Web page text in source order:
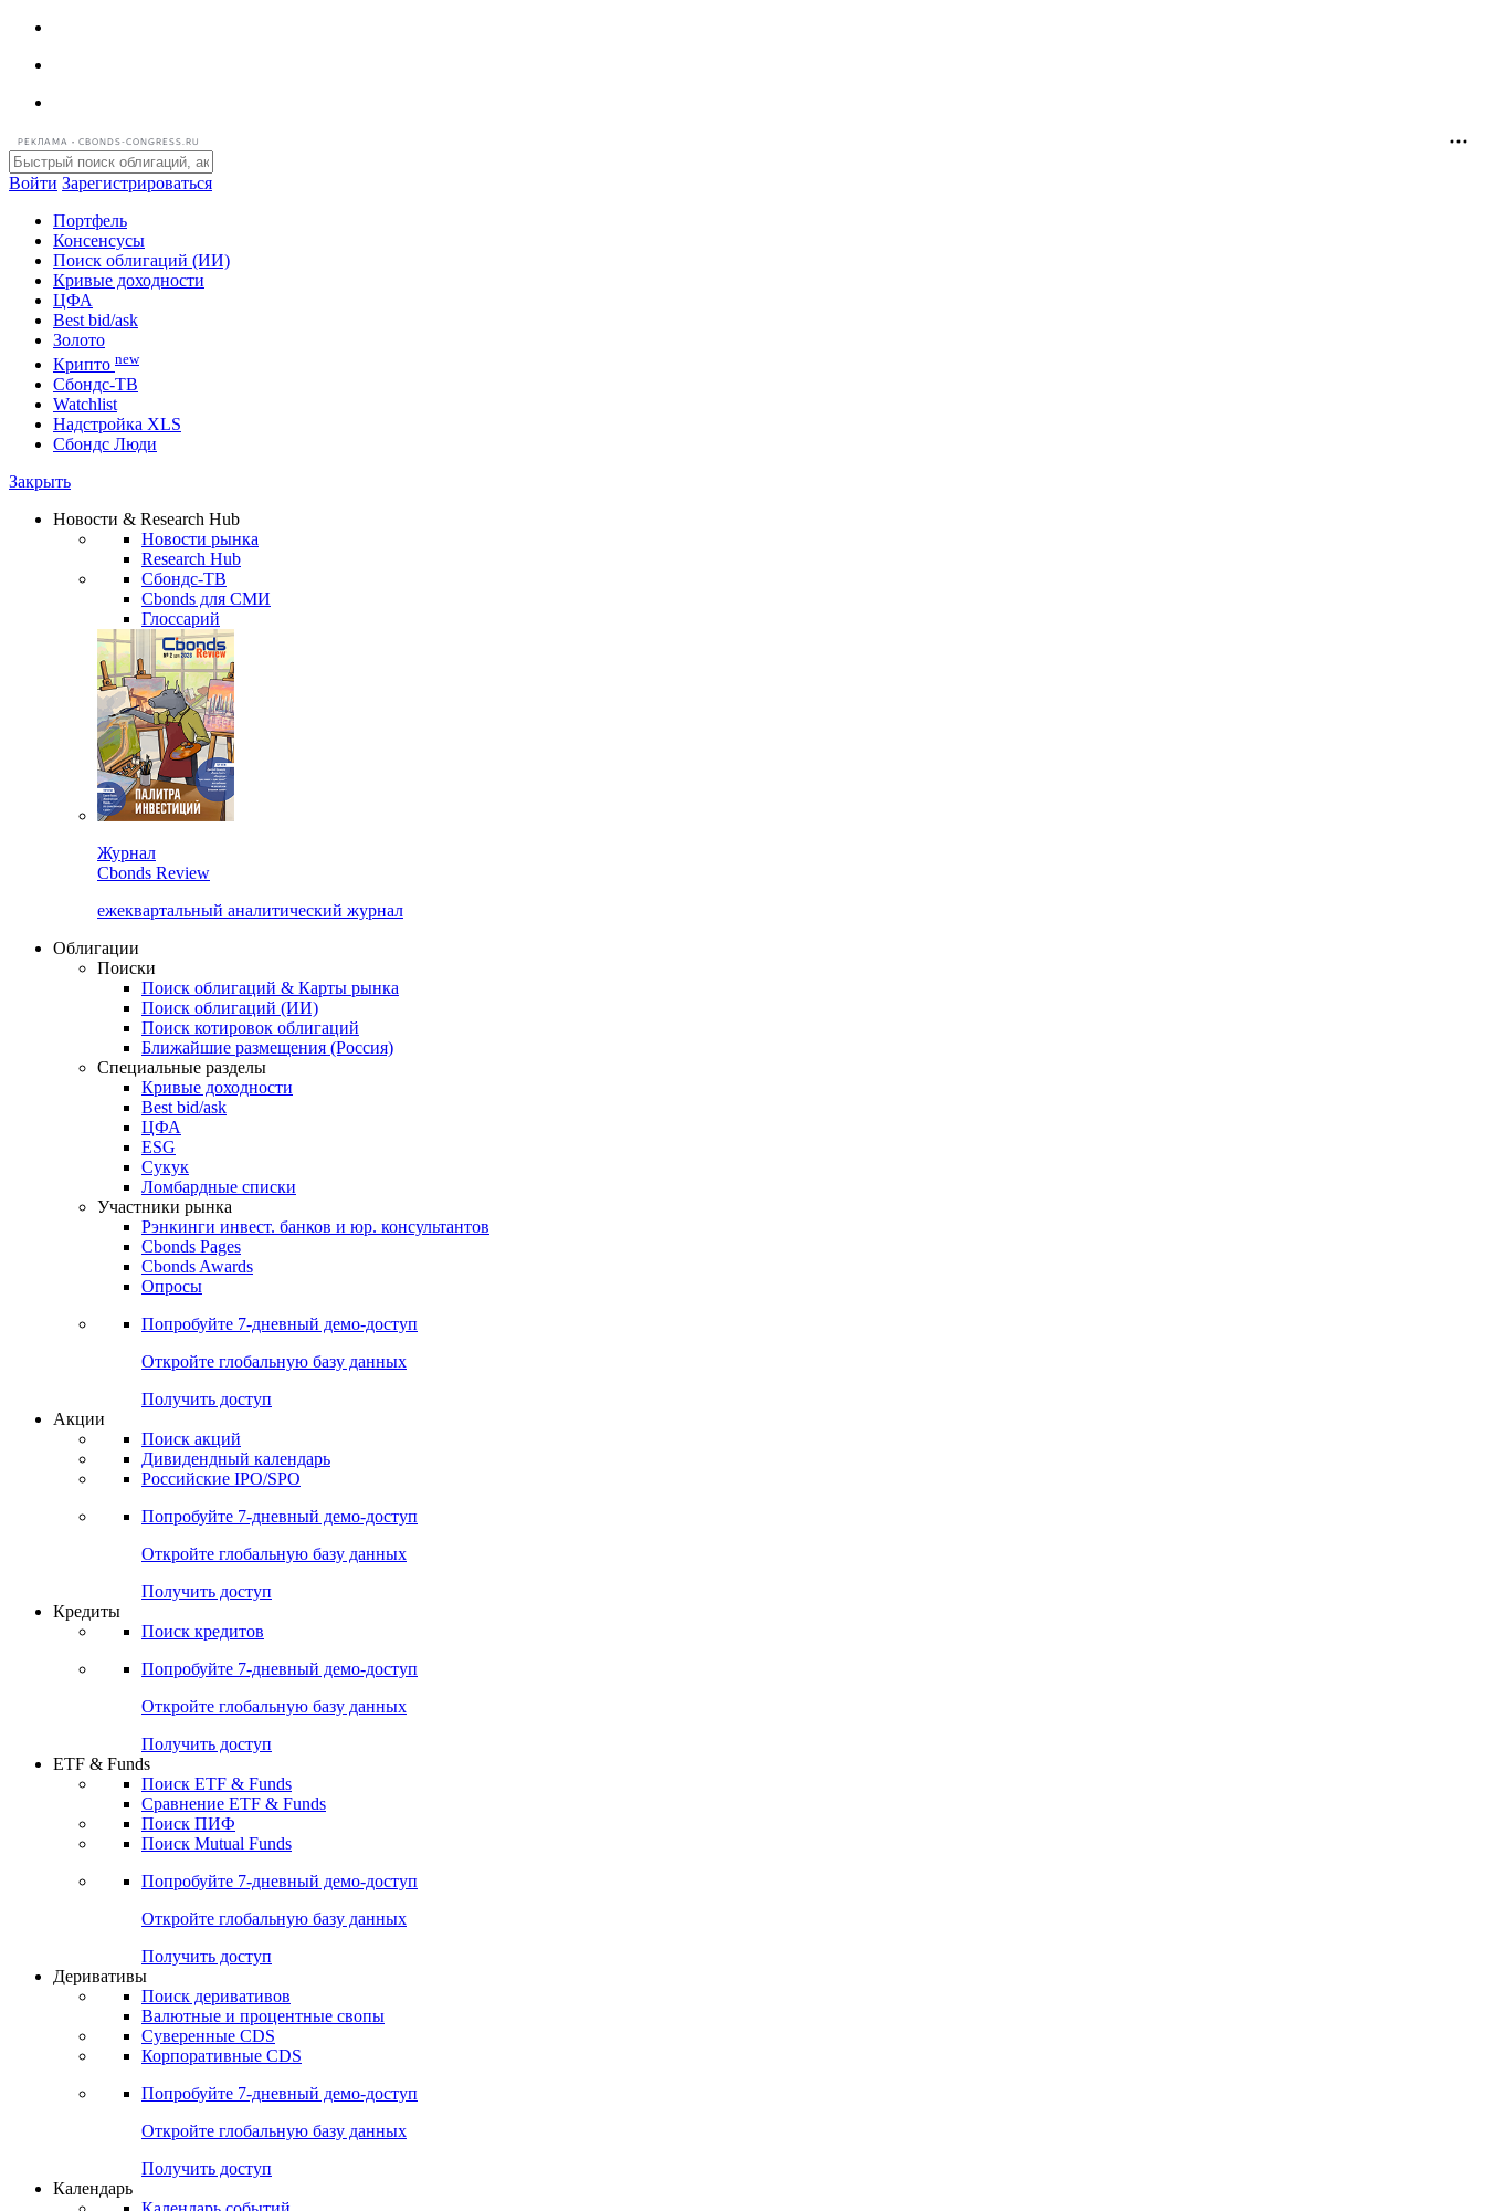
РЕКЛАМА • CBONDS-CONGRESS.RU
Войти Зарегистрироваться
Портфель
Консенсусы
Поиск облигаций (ИИ)
Кривые доходности
ЦФА
Best bid/ask
Золото
Криптоnew
Сбондс-ТВ
Надстройка XLS
Сбондс Люди
Новости & Research Hub
Новости рынка
Research Hub
Сбондс-ТВ
Cbonds для СМИ
Глоссарий
Журнал
Cbonds Review
ежеквартальный аналитический журнал
Облигации
Поиски
Поиск облигаций & Карты рынка
Поиск облигаций (ИИ)
Поиск котировок облигаций
Ближайшие размещения (Россия)
Специальные разделы
Кривые доходности
Best bid/ask
ЦФА
ESG
Сукук
Ломбардные списки
Участники рынка
Рэнкинги инвест. банков и юр. консультантов
Cbonds Pages
Cbonds Awards
Опросы
Попробуйте7-дневный
Откройте глобальную базу данных
Получить доступ
Акции
Поиск акций
Дивидендный календарь
Российские IPO/SPO
Попробуйте7-дневный
Откройте глобальную базу данных
Получить доступ
Кредиты
Поиск кредитов
Попробуйте7-дневный
Откройте глобальную базу данных
Получить доступ
ETF & Funds
Поиск ETF & Funds
Сравнение ETF & Funds
Поиск ПИФ
Поиск Mutual Funds
Попробуйте7-дневный
Откройте глобальную базу данных
Получить доступ
Деривативы
Поиск деривативов
Валютные и процентные свопы
Суверенные CDS
Корпоративные CDS
Попробуйте7-дневный
Откройте глобальную базу данных